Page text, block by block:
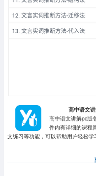
高中语文
高中语文讲解pc版
件内有详细的课程
文练习等功能，可以帮助用户轻松学